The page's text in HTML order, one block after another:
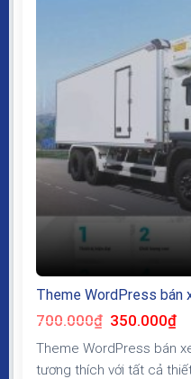
Theme WordPress bán
700.000₫ Giá
gốc
là:
700.000₫.
350.000₫Giá
là:
Theme WordPress bán
tương thích với tất cả